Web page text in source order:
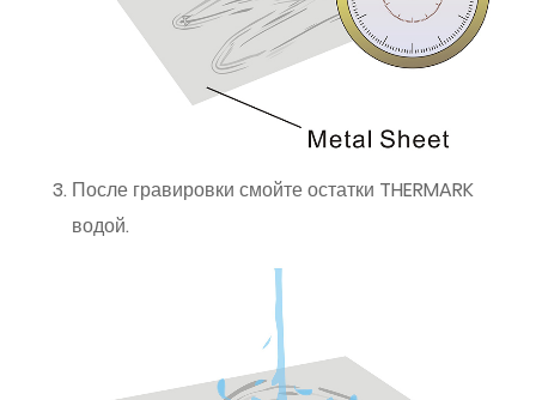
После гравировки смойте остатки THERMARK
водой.